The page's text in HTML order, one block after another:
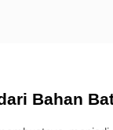
Bahan